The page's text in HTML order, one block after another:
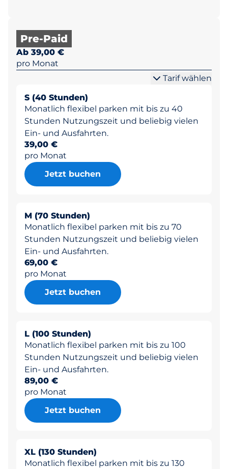
Pre-Paid
Ab 39,00 €
pro Monat
Tarif wählen
S (40 Stunden)
Monatlich flexibel parken mit bis zu 40
Stunden Nutzungszeit und beliebig vielen
Ein- und Ausfahrten.
39,00 €
pro Monat
Jetzt buchen
M (70 Stunden)
Monatlich flexibel parken mit bis zu 70
Stunden Nutzungszeit und beliebig vielen
Ein- und Ausfahrten.
69,00 €
pro Monat
Jetzt buchen
L (100 Stunden)
Monatlich flexibel parken mit bis zu 100
Stunden Nutzungszeit und beliebig vielen
Ein- und Ausfahrten.
89,00 €
pro Monat
Jetzt buchen
XL (130 Stunden)
Monatlich flexibel parken mit bis zu 130